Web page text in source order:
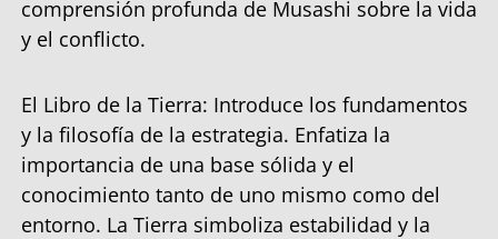
comprensión profunda de Musashi sobre la vida
y el conflicto.
El Libro de la Tierra: Introduce los fundamentos
y la filosofía de la estrategia. Enfatiza la
importancia de una base sólida y el
conocimiento tanto de uno mismo como del
entorno. La Tierra simboliza estabilidad y la